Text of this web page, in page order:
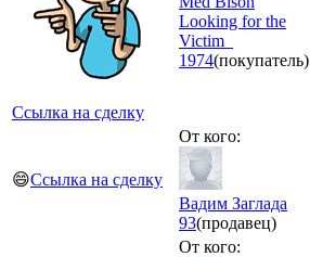
Ссылка на сделку
Looking for the
Victim_
1974(покупатель)
😄Ссылка на сделку
От кого:
Вадим Заглада
93(продавец)
От кого: